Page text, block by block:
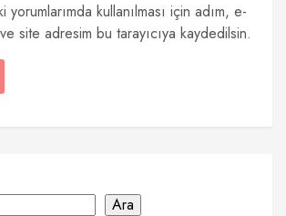
yorumlarımda kullanılması için adım, e-
site adresim bu tarayıcıya kaydedilsin.
Ara